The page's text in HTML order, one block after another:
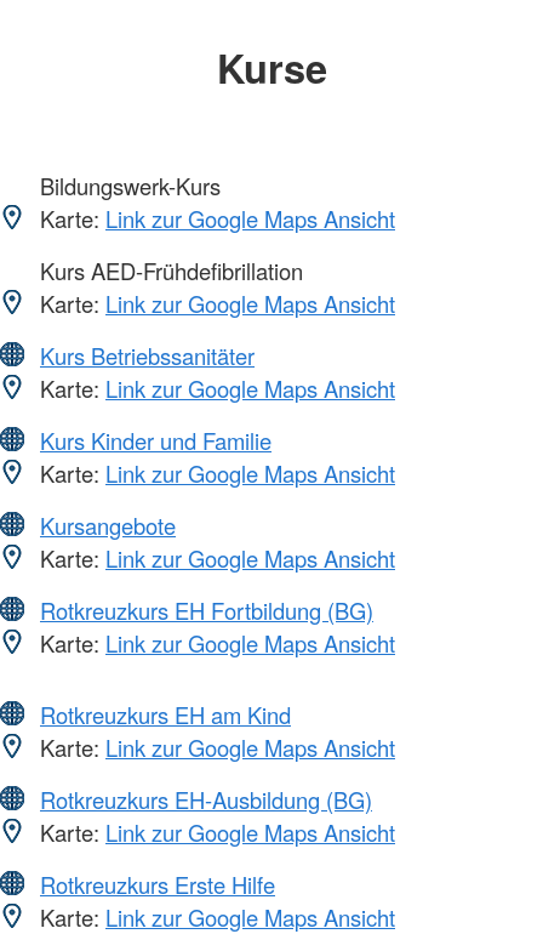
Kurse
Bildungswerk-Kurs
Karte: Link zur Google Maps Ansicht
Kurs AED-Frühdefibrillation
Karte: Link zur Google Maps Ansicht
Kurs Betriebssanitäter
Karte: Link zur Google Maps Ansicht
Kurs Kinder und Familie
Karte: Link zur Google Maps Ansicht
Kursangebote
Karte: Link zur Google Maps Ansicht
Rotkreuzkurs EH Fortbildung (BG)
Karte: Link zur Google Maps Ansicht
Rotkreuzkurs EH am Kind
Karte: Link zur Google Maps Ansicht
Rotkreuzkurs EH-Ausbildung (BG)
Karte: Link zur Google Maps Ansicht
Rotkreuzkurs Erste Hilfe
Karte: Link zur Google Maps Ansicht